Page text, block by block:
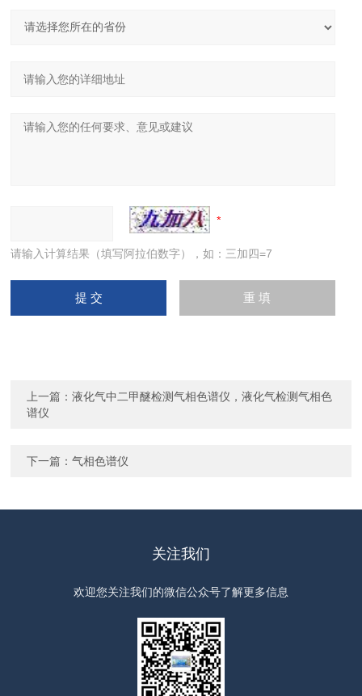
请输入计算结果（填写阿拉伯数字），如：三加四=7
上一篇：液化气中二甲醚检测气相色谱仪，液化气检测气相色
谱仪
下一篇：气相色谱仪
关注我们
欢迎您关注我们的微信公众号了解更多信息